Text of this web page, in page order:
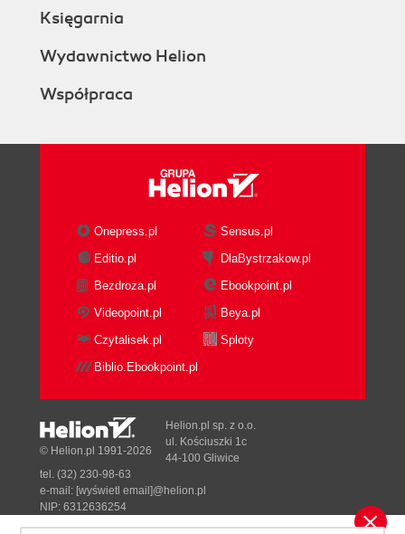
Księgarnia
Wydawnictwo Helion
Współpraca
Onepress.pl
Sensus.pl
Editio.pl
DlaBystrzakow.pl
Bezdroza.pl
Ebookpoint.pl
Videopoint.pl
Beya.pl
Czytalisek.pl
Sploty
Biblio.Ebookpoint.pl
© Helion.pl 1991-2026
Helion.pl sp. z o.o.
ul. Kościuszki 1c
44-100 Gliwice
tel. (32) 230-98-63
e-mail: [wyświetl email]@helion.pl
NIP: 6312636254